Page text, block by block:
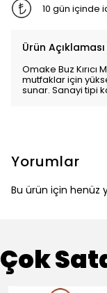
10 gün içinde
Ürün Açıklaması
Omake Buz
mutfaklar için
sunar. Sanayi tipi
Yorumlar
Bu ürün için henüz
Çok